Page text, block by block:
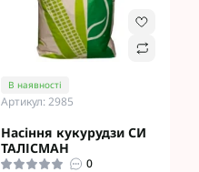
В наявності
Артикул: 2985
Насіння кукурудзи СИ
ТАЛІСМАН
0